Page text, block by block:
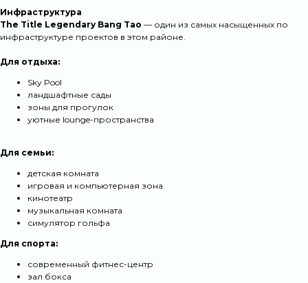
Инфраструктура
The Title Legendary Bang Tao — один из самых насыщенных по
инфраструктуре проектов в этом районе.
Для отдыха:
Sky Pool
ландшафтные сады
зоны для прогулок
уютные lounge-пространства
Для семьи:
детская комната
игровая и компьютерная зона
кинотеатр
музыкальная комната
симулятор гольфа
Для спорта:
современный фитнес-центр
зал бокса